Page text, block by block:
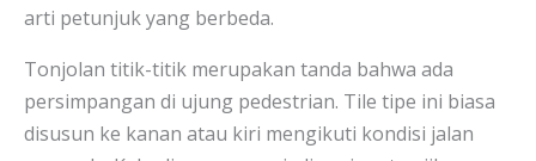
arti petunjuk yang berbeda.
Tonjolan titik-titik merupakan tanda bahwa ada
persimpangan di ujung pedestrian. Tile tipe ini biasa
disusun ke kanan atau kiri mengikuti kondisi jalan